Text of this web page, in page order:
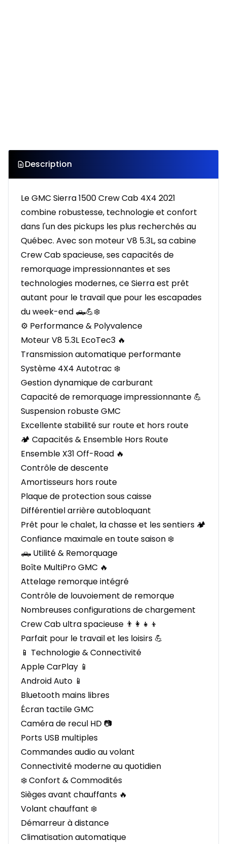
Description
Le GMC Sierra 1500 Crew Cab 4X4 2021
combine robustesse, technologie et confort
dans l'un des pickups les plus recherchés au
Québec. Avec son moteur V8 5.3L, sa cabine
Crew Cab spacieuse, ses capacités de
remorquage impressionnantes et ses
technologies modernes, ce Sierra est prêt
autant pour le travail que pour les escapades
du week-end 🛻💪❄️
⚙️ Performance & Polyvalence
Moteur V8 5.3L EcoTec3 🔥
Transmission automatique performante
Système 4X4 Autotrac ❄️
Gestion dynamique de carburant
Capacité de remorquage impressionnante 💪
Suspension robuste GMC
Excellente stabilité sur route et hors route
🏕️ Capacités & Ensemble Hors Route
Ensemble X31 Off-Road 🔥
Contrôle de descente
Amortisseurs hors route
Plaque de protection sous caisse
Différentiel arrière autobloquant
Prêt pour le chalet, la chasse et les sentiers 🏕️
Confiance maximale en toute saison ❄️
🛻 Utilité & Remorquage
Boîte MultiPro GMC 🔥
Attelage remorque intégré
Contrôle de louvoiement de remorque
Nombreuses configurations de chargement
Crew Cab ultra spacieuse 👨‍👩‍👧‍👦
Parfait pour le travail et les loisirs 💪
📱 Technologie & Connectivité
Apple CarPlay 📱
Android Auto 📱
Bluetooth mains libres
Écran tactile GMC
Caméra de recul HD 📷
Ports USB multiples
Commandes audio au volant
Connectivité moderne au quotidien
❄️ Confort & Commodités
Sièges avant chauffants 🔥
Volant chauffant ❄️
Démarreur à distance
Climatisation automatique